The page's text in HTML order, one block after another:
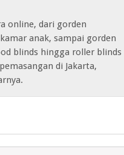
online, dari gorden
anak, sampai gorden
blinds hingga roller blinds
di Jakarta,